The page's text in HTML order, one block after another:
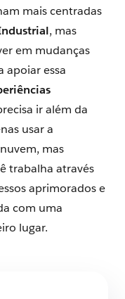
mais centradas
, mas
em mudanças
apoiar essa
ir além da
usar a
mas
trabalha através
aprimorados e
com uma
lugar.